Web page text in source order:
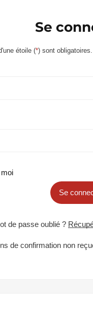
Se
étoile (*) sont obligatoires.
Se
de passe oublié ?
de confirmation non